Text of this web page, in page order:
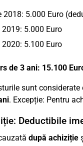
2018: 5.000 Euro
5.000 Euro
5.100 Euro
de 3 ani: 15.100
sunt
. Excepție: Pentru
Deductibile
după achiziție